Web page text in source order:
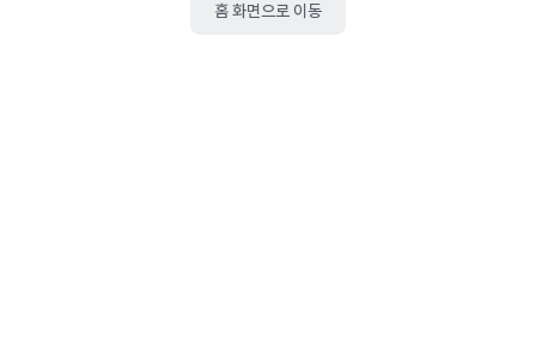
홈 화면으로 이동